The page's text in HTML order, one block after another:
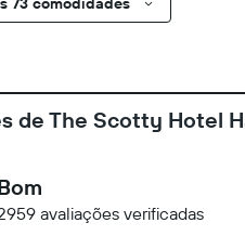
de The Scotty Hotel
avaliações verificadas